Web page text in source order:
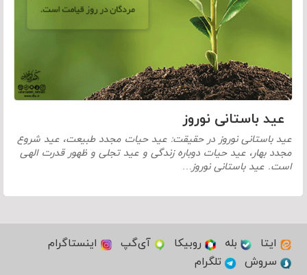
عید باستانی نوروز
عید باستانی نوروز در حقیقت: عید حیات مجدد طبیعت، عید شروع
مجدد بهار، عید حیات دوباره زندگی و عید تجلی و ظهور قدرت الهی
است. عید باستانی نوروز…
ایتا بله روبیکا آی‌گپ
اینستاگرام
سروش
تلگرام